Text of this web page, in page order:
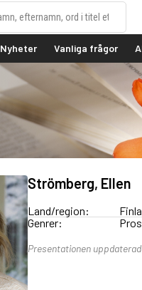
Nyheter Vanliga frågor
Strömberg, Ellen
Land/region:
Genrer:
Presentationen